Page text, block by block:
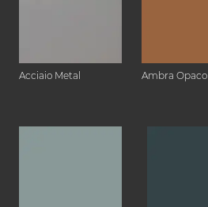
Acciaio Metal Ambra Opaco